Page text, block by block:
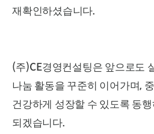
재확인하셨습니다.
(주)CE경영컨설팅은 앞으로도
나눔 활동을 꾸준히 이어가며,
건강하게 성장할 수 있도록 동
되겠습니다.